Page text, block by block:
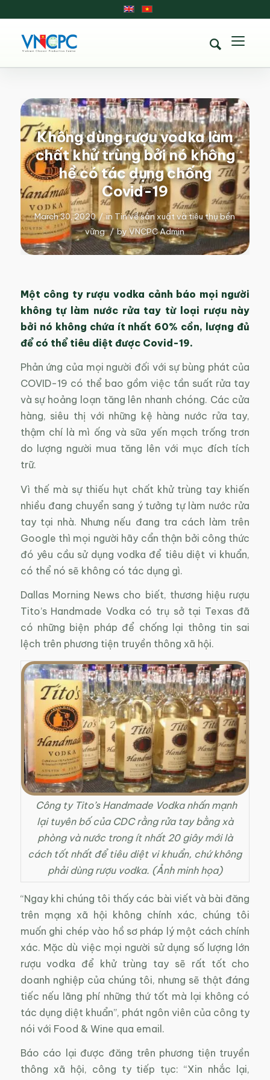
Không dùng rượu vodka làm
chất khử trùng bởi nó không
hề có tác dụng chống
Covid-19
March 30, 2020 / in Tin về sản xuất và tiêu thụ bền
vững / byVNCPC Admin
Một công ty rượu vodka cảnh báo mọi người
không tự làm nước rửa tay từ loại rượu này
bởi nó không chứa ít nhất 60% cồn, lượng đủ
để có thể tiêu diệt được Covid-19.
Phản ứng của mọi người đối với sự bùng phát của
COVID-19 có thể bao gồm việc tần suất rửa tay
và sự hoảng loạn tăng lên nhanh chóng. Các cửa
hàng, siêu thị với những kệ hàng nước rửa tay,
thậm chí là mì ống và sữa yến mạch trống trơn
do lượng người mua tăng lên với mục đích tích
trữ.
Vì thế mà sự thiếu hụt chất khử trùng tay khiến
nhiều đang chuyển sang ý tưởng tự làm nước rửa
tay tại nhà. Nhưng nếu đang tra cách làm trên
Google thì mọi người hãy cẩn thận bởi công thức
đó yêu cầu sử dụng vodka để tiêu diệt vi khuẩn,
có thể nó sẽ không có tác dụng gì.
Dallas Morning News cho biết, thương hiệu rượu
Tito’s Handmade Vodka có trụ sở tại Texas đã
có những biện pháp để chống lại thông tin sai
lệch trên phương tiện truyền thông xã hội.
Công ty Tito’s Handmade Vodka nhấn mạnh
lại tuyên bố của CDC rằng rửa tay bằng xà
phòng và nước trong ít nhất 20 giây mới là
cách tốt nhất để tiêu diệt vi khuẩn, chứ không
phải dùng rượu vodka. (Ảnh minh họa)
“Ngay khi chúng tôi thấy các bài viết và bài đăng
trên mạng xã hội không chính xác, chúng tôi
muốn ghi chép vào hồ sơ pháp lý một cách chính
xác. Mặc dù việc mọi người sử dụng số lượng lớn
rượu vodka để khử trùng tay sẽ rất tốt cho
doanh nghiệp của chúng tôi, nhưng sẽ thật đáng
tiếc nếu lãng phí những thứ tốt mà lại không có
tác dụng diệt khuẩn”, phát ngôn viên của công ty
nói với Food & Wine qua email.
Báo cáo lại được đăng trên phương tiện truyền
thông xã hội, công ty tiếp tục: “Xin nhắc lại,